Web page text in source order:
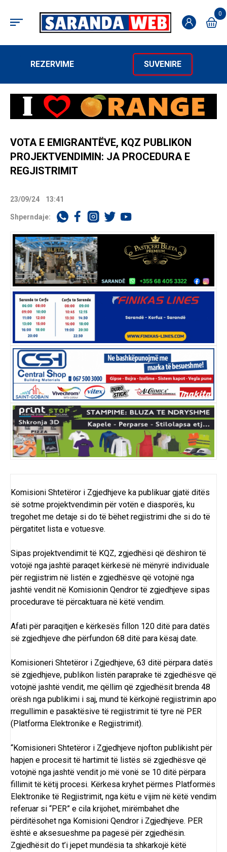
0
REZERVIME SUVENIRE
VOTA E EMIGRANTËVE, KQZ PUBLIKON
PROJEKTVENDIMIN: JA PROCEDURA E
REGJISTRIMIT
23/09/24 13:41
Shperndaje:
Komisioni Shtetëror i Zgjedhjeve ka publikuar gjatë ditës
së sotme projektvendimin për votën e diasporës, ku
tregohet me detaje si do të bëhet regjistrimi dhe si do të
përgatitet lista e votuesve.
Sipas projektvendimit të KQZ, zgjedhësi që dëshiron të
votojë nga jashtë paraqet kërkesë në mënyrë individuale
për regjistrim në listën e zgjedhësve që votojnë nga
jashtë vendit në Komisionin Qendror të zgjedhjeve sipas
procedurave të përcaktuara në këtë vendim.
Afati për paraqitjen e kërkesës fillon 120 ditë para datës
së zgjedhjeve dhe përfundon 68 ditë para kësaj date.
Komisioneri Shtetëror i Zgjedhjeve, 63 ditë përpara datës
së zgjedhjeve, publikon listën paraprake të zgjedhësve që
votojnë jashtë vendit, me qëllim që zgjedhësit brenda 48
orësh nga publikimi i saj, mund të kërkojnë regjistrimin apo
rregullimin e pasaktësive të regjistrimit të tyre në PER
(Platforma Elektronike e Regjistrimit).
“Komisioneri Shtetëror i Zgjedhjeve njofton publikisht për
hapjen e procesit të hartimit të listës së zgjedhësve që
votojnë nga jashtë vendit jo më vonë se 10 ditë përpara
fillimit të këtij procesi. Kërkesa kryhet përmes Platformës
Elektronike të Regjistrimit, nga këtu e vijim në këtë vendim
referuar si “PER” e cila krijohet, mirëmbahet dhe
përditësohet nga Komisioni Qendror i Zgjedhjeve. PER
është e aksesueshme pa pagesë për zgjedhësin.
Zgjedhësit do t’i jepet mundësia ta shkarkojë këtë